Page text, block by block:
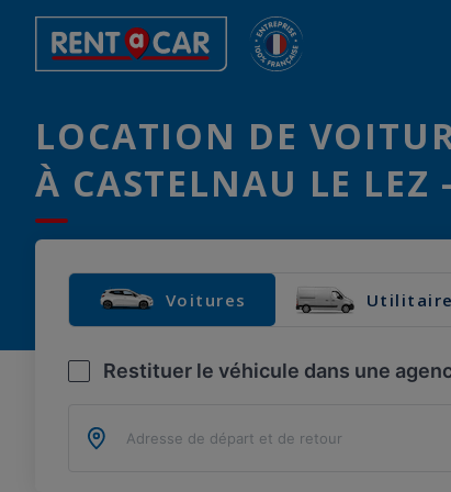
LOCATION DE
À CASTELNAU LE LEZ
Voitures
Restituer le véhicule dans une